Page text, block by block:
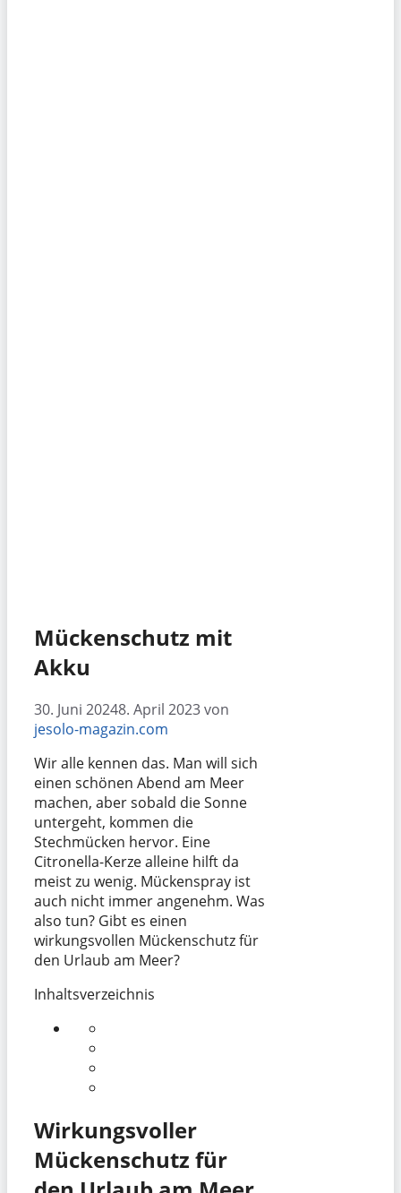
Mückenschutz mit
Akku
30. Juni 20248. April 2023von
jesolo-magazin.com
Wir alle kennen das. Man will sich
einen schönen Abend am Meer
machen, aber sobald die Sonne
untergeht, kommen die
Stechmücken hervor. Eine
Citronella-Kerze alleine hilft da
meist zu wenig. Mückenspray ist
auch nicht immer angenehm. Was
also tun? Gibt es einen
wirkungsvollen Mückenschutz für
den Urlaub am Meer?
Inhaltsverzeichnis
Wirkungsvoller
Mückenschutz für